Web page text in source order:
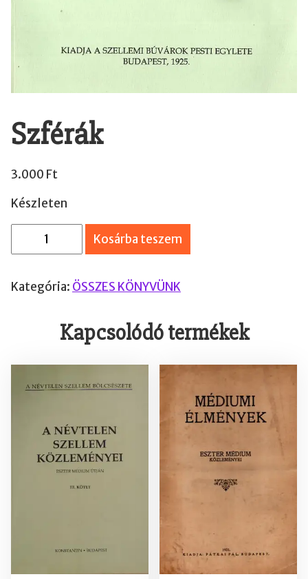
Szférák
3.000 Ft
Készleten
z
é
m
Kosárba teszem
Kategória: ÖSSZES KÖNYVÜNK
Kapcsolódó termékek